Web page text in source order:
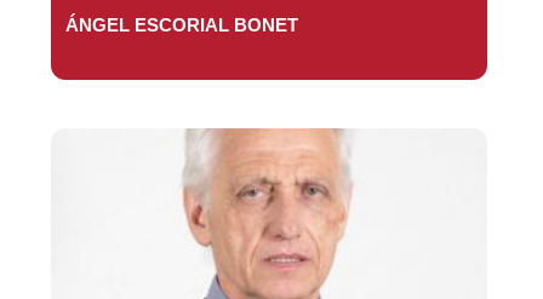
ÁNGEL ESCORIAL BONET